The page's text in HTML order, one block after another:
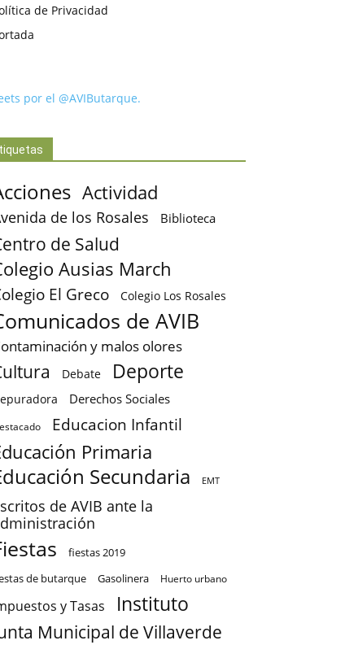
de Privacidad
por el @AVIButarque.
Actividad
de los Rosales Biblioteca
de Salud
Ausias March
El Greco Colegio Los Rosales
de AVIB
y malos olores
Debate Deporte
Derechos Sociales
Educacion Infantil
Primaria
Secundaria EMT
de AVIB ante la
fiestas 2019
de butarque
Gasolinera Huerto urbano
y Tasas Instituto
Municipal de Villaverde